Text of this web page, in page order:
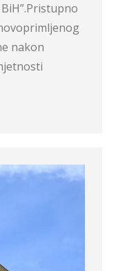
nakon